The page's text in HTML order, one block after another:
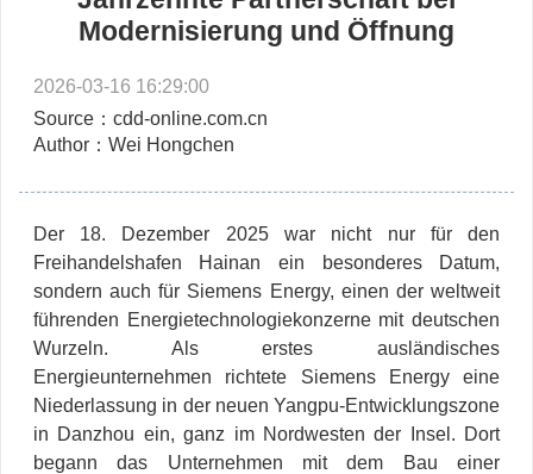
Modernisierung und Öffnung
2026-03-16 16:29:00
Source：cdd-online.com.cn
Author：Wei Hongchen
Der 18. Dezember 2025 war nicht nur für den
Freihandelshafen Hainan ein besonderes Datum,
sondern auch für Siemens Energy, einen der weltweit
führenden Energietechnologiekonzerne mit deutschen
Wurzeln. Als erstes ausländisches
Energieunternehmen richtete Siemens Energy eine
Niederlassung in der neuen Yangpu-Entwicklungszone
in Danzhou ein, ganz im Nordwesten der Insel. Dort
begann das Unternehmen mit dem Bau einer